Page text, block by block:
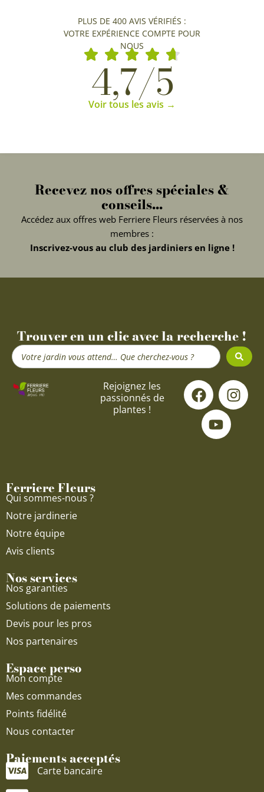
PLUS DE 400 AVIS VÉRIFIÉS :
VOTRE EXPÉRIENCE COMPTE POUR
NOUS
4,7/5
Voir tous les avis →
Recevez nos offres spéciales &
conseils...
Accédez aux offres web Ferriere Fleurs réservées à nos
membres :
Inscrivez-vous au club des jardiniers en ligne !
Trouver en un clic avec la recherche !
Search
...
Rejoignez les
passionnés de
plantes !
F
a
c
e
I
n
s
Y
o
u
t
u
Ferriere Fleurs
Qui sommes-nous ?
Notre jardinerie
Notre équipe
Avis clients
Nos services
Nos garanties
Solutions de paiements
Devis pour les pros
Nos partenaires
Espace perso
Mon compte
Mes commandes
Points fidélité
Nous contacter
Paiements acceptés
Carte bancaire